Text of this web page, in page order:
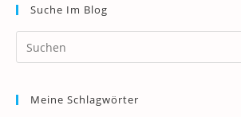
Suche Im Blog
Meine Schlagwörter